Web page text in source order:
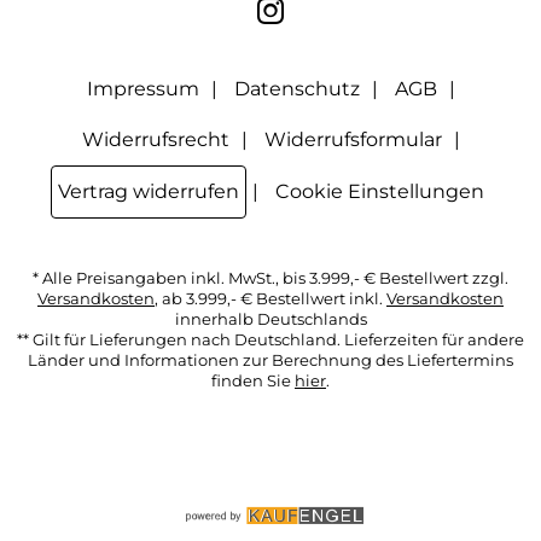
"Abmelden" am Ende des Newsletters anklicke oder die
Option Newsletter im Mitgliederbereich deaktiviere. Die
Impressum Datenschutz AGB
Widerrufsrecht Widerrufsformular
Vertrag widerrufen Cookie Einstellungen
* Alle Preisangaben inkl. MwSt., bis 3.999,- € Bestellwert zzgl.
Versandkosten, ab 3.999,- € Bestellwert inkl. Versandkosten
innerhalb Deutschlands
** Gilt für Lieferungen nach Deutschland. Lieferzeiten für andere
Länder und Informationen zur Berechnung des Liefertermins
finden Sie hier.